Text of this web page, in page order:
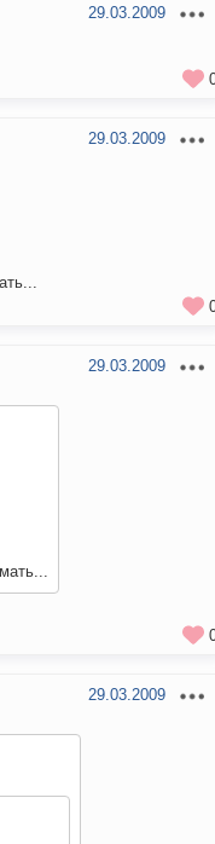
29.03.2009
29.03.2009
29.03.2009
29.03.2009